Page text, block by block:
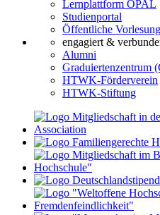
Lernplattform OPAL
Studienportal
Öffentliche
engagiert &
Alumni
Graduiertenzentrum
HTWK-Förderverein
HTWK-Stiftung